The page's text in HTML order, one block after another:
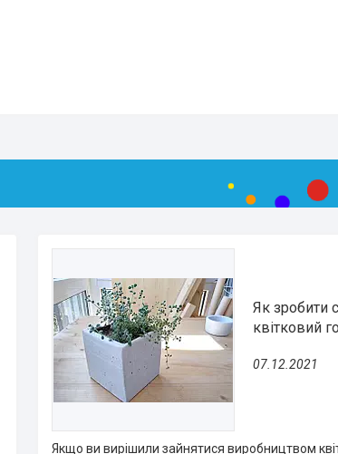
Як зробити
квітковий
07.12.2021
Якщо ви вирішили зайнятися виробництвом